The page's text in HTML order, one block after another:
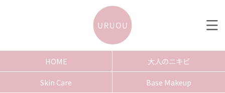
HOME
大人のニキビ
Skin Care
Base Makeup